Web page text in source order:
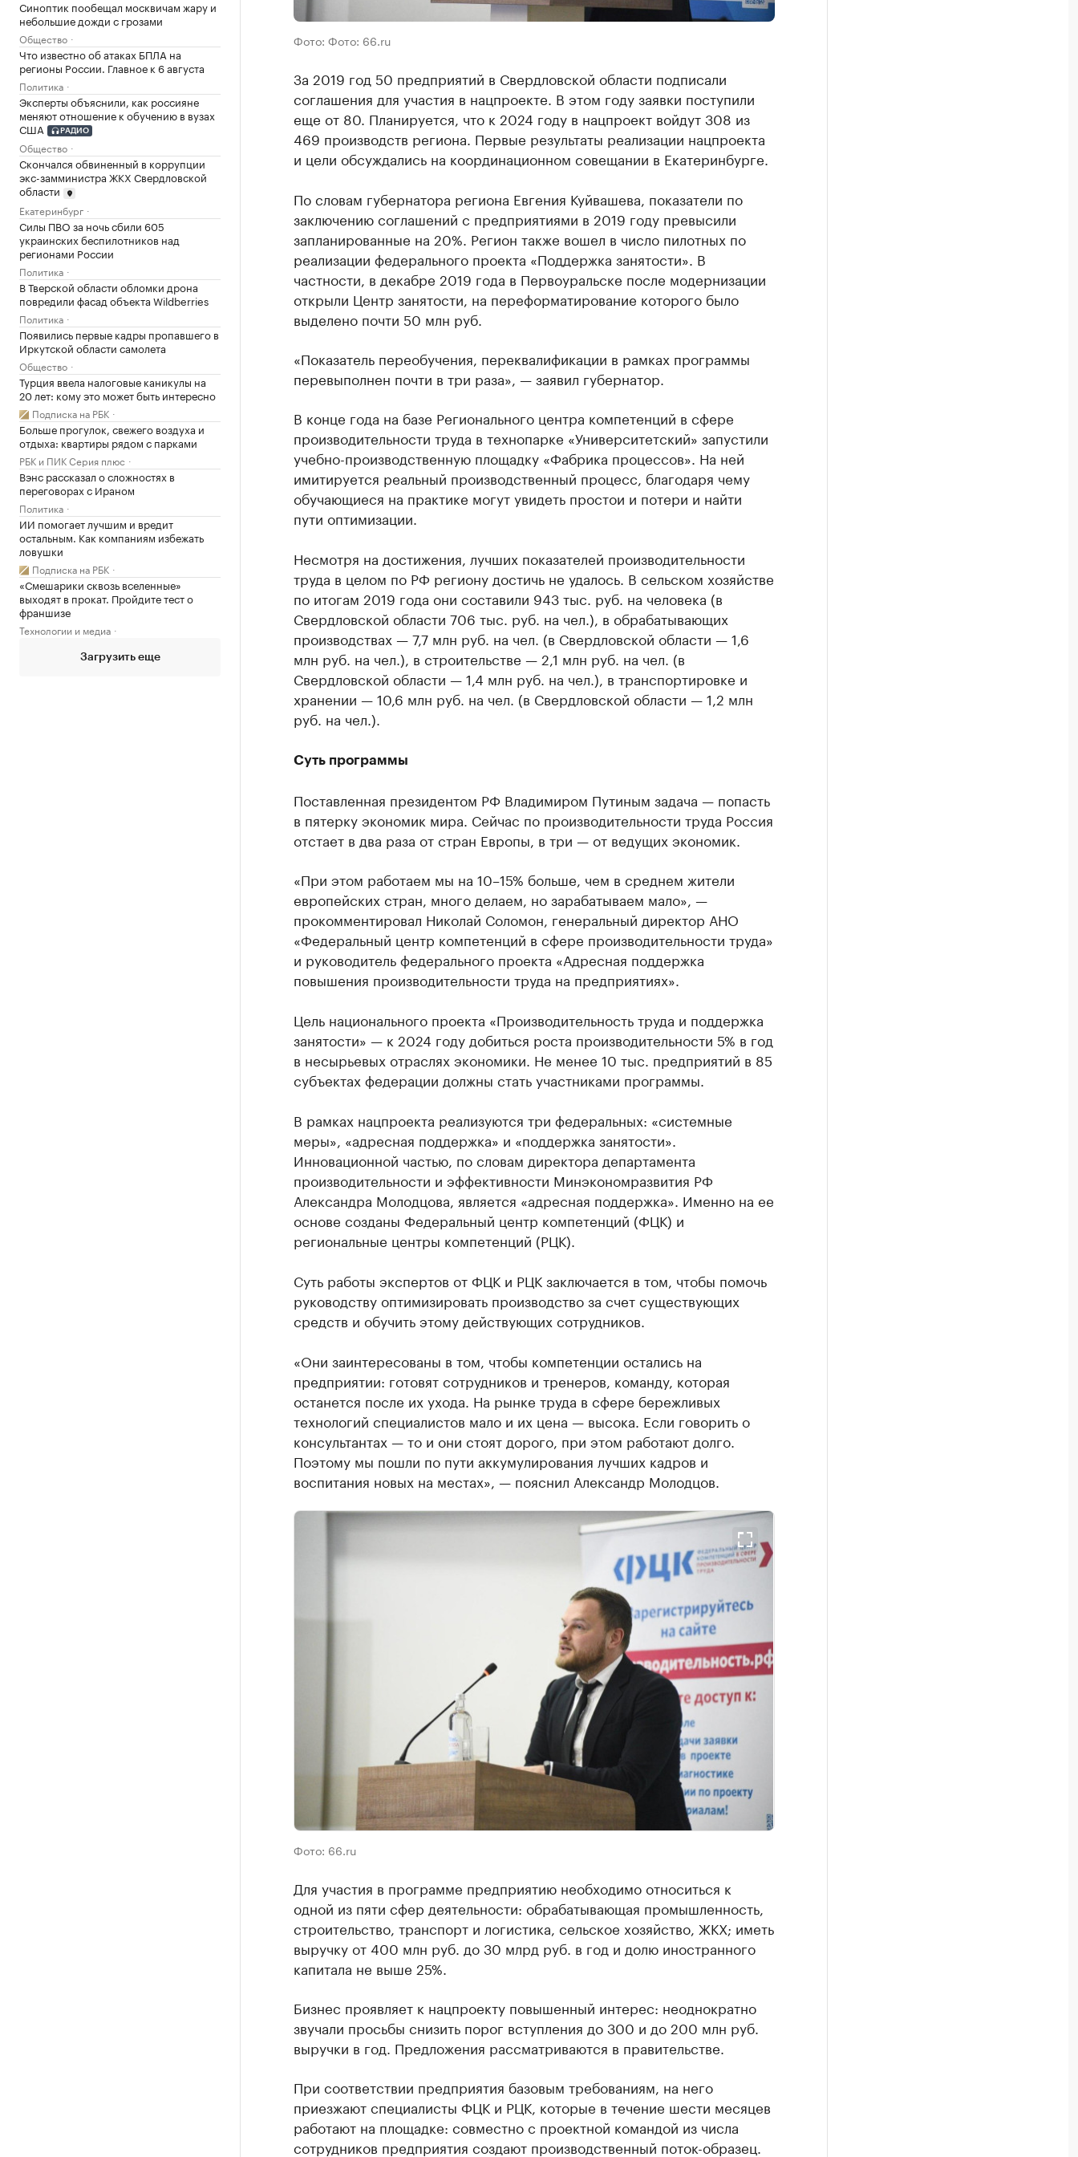
Синоптик пообещал москвичам жару и
небольшие дожди с грозами
Общество
Что известно об атаках БПЛА на
регионы России. Главное к 6 августа
Политика
Эксперты объяснили, как россияне
меняют отношение к обучению в вузах
США
РАДИО
Общество
Скончался обвиненный в коррупции
экс-замминистра ЖКХ Свердловской
области
Екатеринбург
Силы ПВО за ночь сбили 605
украинских беспилотников над
регионами России
Политика
В Тверской области обломки дрона
повредили фасад объекта Wildberries
Политика
Появились первые кадры пропавшего в
Иркутской области самолета
Общество
Турция ввела налоговые каникулы на
20 лет: кому это может быть интересно
Подписка на РБК
Больше прогулок, свежего воздуха и
отдыха: квартиры рядом с парками
РБК и ПИК Серия плюс
Вэнс рассказал о сложностях в
переговорах с Ираном
Политика
ИИ помогает лучшим и вредит
остальным. Как компаниям избежать
ловушки
Подписка на РБК
«Смешарики сквозь вселенные»
выходят в прокат. Пройдите тест о
франшизе
Технологии и медиа
Загрузить еще
Фото: Фото: 66.ru
За 2019 год 50 предприятий в Свердловской области подписали
соглашения для участия в нацпроекте. В этом году заявки поступили
еще от 80. Планируется, что к 2024 году в нацпроект войдут 308 из
469 производств региона. Первые результаты реализации нацпроекта
и цели обсуждались на координационном совещании в Екатеринбурге.
По словам губернатора региона Евгения Куйвашева, показатели по
заключению соглашений с предприятиями в 2019 году превысили
запланированные на 20%. Регион также вошел в число пилотных по
реализации федерального проекта «Поддержка занятости». В
частности, в декабре 2019 года в Первоуральске после модернизации
открыли Центр занятости, на переформатирование которого было
выделено почти 50 млн руб.
«Показатель переобучения, переквалификации в рамках программы
перевыполнен почти в три раза», — заявил губернатор.
В конце года на базе Регионального центра компетенций в сфере
производительности труда в технопарке «Университетский» запустили
учебно-производственную площадку «Фабрика процессов». На ней
имитируется реальный производственный процесс, благодаря чему
обучающиеся на практике могут увидеть простои и потери и найти
пути оптимизации.
Несмотря на достижения, лучших показателей производительности
труда в целом по РФ региону достичь не удалось. В сельском хозяйстве
по итогам 2019 года они составили 943 тыс. руб. на человека (в
Свердловской области 706 тыс. руб. на чел.), в обрабатывающих
производствах — 7,7 млн руб. на чел. (в Свердловской области — 1,6
млн руб. на чел.), в строительстве — 2,1 млн руб. на чел. (в
Свердловской области — 1,4 млн руб. на чел.), в транспортировке и
хранении — 10,6 млн руб. на чел. (в Свердловской области — 1,2 млн
руб. на чел.).
Суть программы
Поставленная президентом РФ Владимиром Путиным задача — попасть
в пятерку экономик мира. Сейчас по производительности труда Россия
отстает в два раза от стран Европы, в три — от ведущих экономик.
«При этом работаем мы на 10–15% больше, чем в среднем жители
европейских стран, много делаем, но зарабатываем мало», —
прокомментировал Николай Соломон, генеральный директор АНО
«Федеральный центр компетенций в сфере производительности труда»
и руководитель федерального проекта «Адресная поддержка
повышения производительности труда на предприятиях».
Цель национального проекта «Производительность труда и поддержка
занятости» — к 2024 году добиться роста производительности 5% в год
в несырьевых отраслях экономики. Не менее 10 тыс. предприятий в 85
субъектах федерации должны стать участниками программы.
В рамках нацпроекта реализуются три федеральных: «системные
меры», «адресная поддержка» и «поддержка занятости».
Инновационной частью, по словам директора департамента
производительности и эффективности Минэкономразвития РФ
Александра Молодцова, является «адресная поддержка». Именно на ее
основе созданы Федеральный центр компетенций (ФЦК) и
региональные центры компетенций (РЦК).
Суть работы экспертов от ФЦК и РЦК заключается в том, чтобы помочь
руководству оптимизировать производство за счет существующих
средств и обучить этому действующих сотрудников.
«Они заинтересованы в том, чтобы компетенции остались на
предприятии: готовят сотрудников и тренеров, команду, которая
останется после их ухода. На рынке труда в сфере бережливых
технологий специалистов мало и их цена — высока. Если говорить о
консультантах — то и они стоят дорого, при этом работают долго.
Поэтому мы пошли по пути аккумулирования лучших кадров и
воспитания новых на местах», — пояснил Александр Молодцов.
Фото: 66.ru
Для участия в программе предприятию необходимо относиться к
одной из пяти сфер деятельности: обрабатывающая промышленность,
строительство, транспорт и логистика, сельское хозяйство, ЖКХ; иметь
выручку от 400 млн руб. до 30 млрд руб. в год и долю иностранного
капитала не выше 25%.
Бизнес проявляет к нацпроекту повышенный интерес: неоднократно
звучали просьбы снизить порог вступления до 300 и до 200 млн руб.
выручки в год. Предложения рассматриваются в правительстве.
При соответствии предприятия базовым требованиям, на него
приезжают специалисты ФЦК и РЦК, которые в течение шести месяцев
работают на площадке: совместно с проектной командой из числа
сотрудников предприятия создают производственный поток-образец.